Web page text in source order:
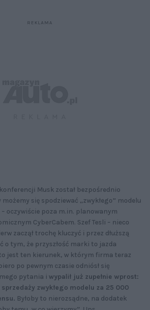
Musk został bezpośrednio
się spodziewać „zwykłego” modelu
oczywiście poza m.in. planowanym
CyberCabem. Szef Tesli – nieco
zaczął trochę kluczyć i przez dłuższą
o tym, że przyszłość marki to jazda
jest ten kierunek, w którym firma teraz
po pewnym czasie odniósł się
pytania i wypalił już zupełnie wprost:
zwykłego modelu za 25 000
Byłoby to nierozsądne, na dodatek